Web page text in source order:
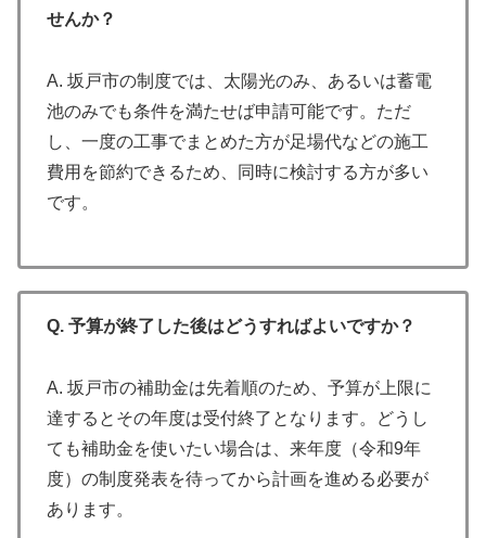
せんか？
A. 坂戸市の制度では、太陽光のみ、あるいは蓄電
池のみでも条件を満たせば申請可能です。ただ
し、一度の工事でまとめた方が足場代などの施工
費用を節約できるため、同時に検討する方が多い
です。
Q. 予算が終了した後はどうすればよいですか？
A. 坂戸市の補助金は先着順のため、予算が上限に
達するとその年度は受付終了となります。どうし
ても補助金を使いたい場合は、来年度（令和9年
度）の制度発表を待ってから計画を進める必要が
あります。